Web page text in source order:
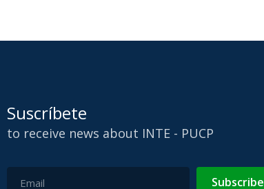
Suscríbete
to receive news about INTE - PUCP
Subscribe